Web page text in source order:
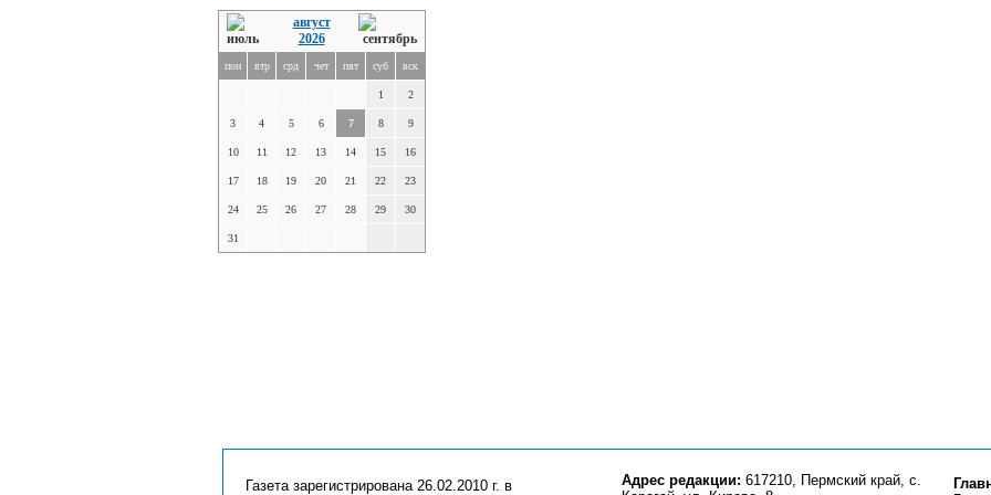
август
2026
пон втр срд чет пят суб вск
1 2
3 4 5 6 7 8 9
10 11 12 13 14 15 16
17 18 19 20 21 22 23
24 25 26 27 28 29 30
31
Газета зарегистрирована 26.02.2010 г. в
Адрес редакции: 617210, Пермский край, с.